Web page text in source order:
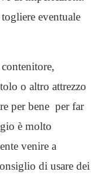
eventuale
o altro attrezzo
per bene per far
è molto
venire a
di usare dei